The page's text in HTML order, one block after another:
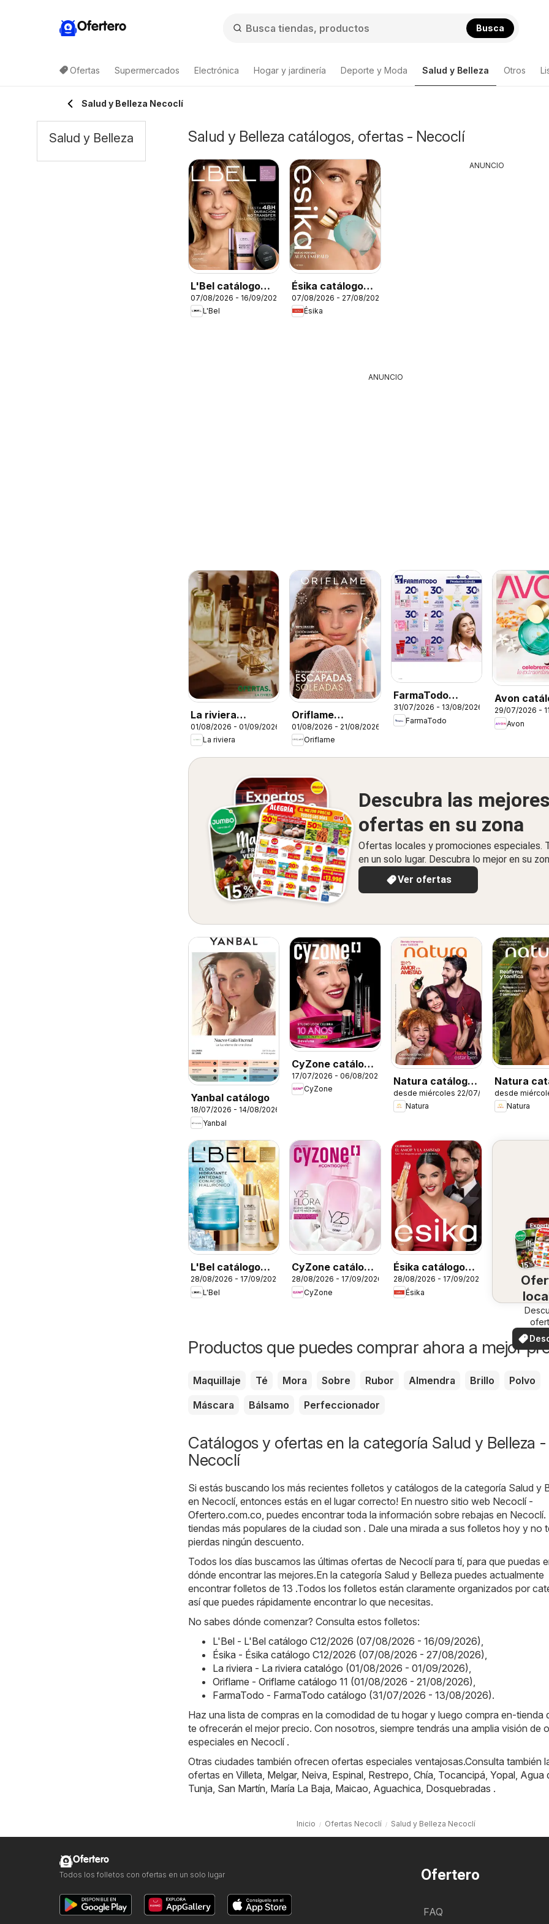
Ofertero Busca
Ofertas Supermercados Electrónica Hogar y jardinería Deporte y Moda Salud y Belleza Otros
Salud y Belleza Necoclí
Salud y Belleza catálogos, ofertas - Necoclí
L'Bel catálogo
C12/2026
07/08/2026 - 16/09/2026
L'Bel
Ésika catálogo
C12/2026
07/08/2026 - 27/08/2026
Ésika
ANUNCIO
ANUNCIO
La riviera
catalógo
01/08/2026 - 01/09/2026
La riviera
Oriflame
catálogo 11
01/08/2026 - 21/08/2026
Oriflame
FarmaTodo
catálogo
31/07/2026 - 13/08/2026
FarmaTodo
Avon
ciclo 12
29/07/2026 -
Avon
Descubra las mejores
ofertas en su zona
Ofertas locales y promociones especiales.
en un solo lugar. Descubra lo mejor en su
Ver ofertas
Yanbal catálogo
18/07/2026 - 14/08/2026
Yanbal
CyZone catálogo
C11/2026
17/07/2026 - 06/08/2026
CyZone
Natura catálogo
ciclo 12
desde miércoles 22/07/2026
Natura
Natura
Ciclo 11
desde
Natura
L'Bel catálogo
C13
28/08/2026 - 17/09/2026
L'Bel
CyZone catálogo
C13
28/08/2026 - 17/09/2026
CyZone
Ésika catálogo
C13
28/08/2026 - 17/09/2026
Ésika
Productos que puedes comprar ahora a mejor
Maquillaje Té Mora Sobre Rubor Almendra Brillo
Polvo
Máscara
Bálsamo Perfeccionador
Catálogos y ofertas en la categoría Salud y Belleza -
Necoclí
Si estás buscando los más recientes folletos y catálogos de la categoría Salud y
en Necoclí, entonces estás en el lugar correcto! En nuestro sitio web Necoclí -
Ofertero.com.co, puedes encontrar toda la información sobre rebajas en Necoclí.
tiendas más populares de la ciudad son . Dale una mirada a sus folletos hoy y no
pierdas ningún descuento.
Todos los días buscamos las últimas ofertas de Necoclí para tí, para que puedas
dónde encontrar las mejores.En la categoría Salud y Belleza puedes actualmente
encontrar folletos de 13 .Todos los folletos están claramente organizados por
así que puedes rápidamente encontrar lo que necesitas.
No sabes dónde comenzar? Consulta estos folletos:
L'Bel - L'Bel catálogo C12/2026 (07/08/2026 - 16/09/2026),
Ésika - Ésika catálogo C12/2026 (07/08/2026 - 27/08/2026),
La riviera - La riviera catalógo (01/08/2026 - 01/09/2026),
Oriflame - Oriflame catálogo 11 (01/08/2026 - 21/08/2026),
FarmaTodo - FarmaTodo catálogo (31/07/2026 - 13/08/2026).
Haz una lista de compras en la comodidad de tu hogar y luego compra en-tienda
te ofrecerán el mejor precio. Con nosotros, siempre tendrás una amplia visión de
especiales en Necoclí .
Otras ciudades también ofrecen ofertas especiales ventajosas.Consulta también
ofertas en Villeta, Melgar, Neiva, Espinal, Restrepo, Chía, Tocancipá, Yopal, Agua
Tunja, San Martín, María La Baja, Maicao, Aguachica, Dosquebradas .
Inicio Ofertas Necoclí Salud y Belleza Necoclí
Salud y Belleza
Ofertero
FAQ
Ofertero
Todos los folletos con ofertas en un solo lugar